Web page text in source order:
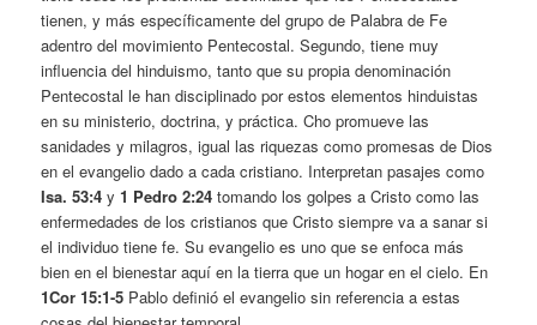
tienen, y más específicamente del grupo de Palabra de Fe
adentro del movimiento Pentecostal. Segundo, tiene muy
influencia del hinduismo, tanto que su propia denominación
Pentecostal le han disciplinado por estos elementos hinduistas
en su ministerio, doctrina, y práctica. Cho promueve las
sanidades y milagros, igual las riquezas como promesas de Dios
en el evangelio dado a cada cristiano. Interpretan pasajes como
Isa. 53:4y 1 Pedro 2:24 tomando los golpes a Cristo como las
enfermedades de los cristianos que Cristo siempre va a sanar si
el individuo tiene fe. Su evangelio es uno que se enfoca más
bien en el bienestar aquí en la tierra que un hogar en el cielo. En
1Cor 15:1-5 Pablo definió el evangelio sin referencia a estas